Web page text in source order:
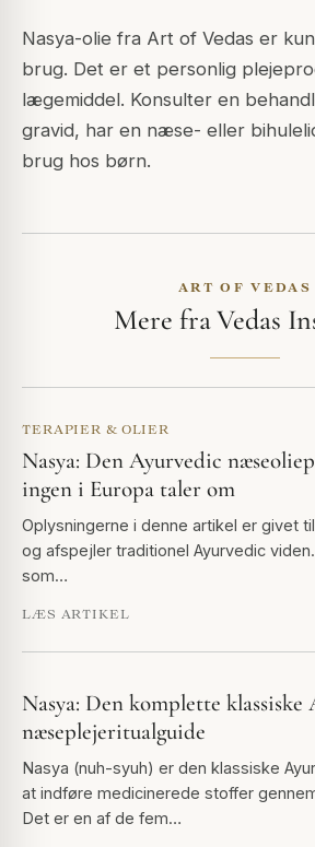
Nasya-olie fra Art of Vedas er
brug. Det er et personlig
lægemiddel. Konsulter en
gravid, har en næse- eller
brug hos børn.
ART OF VEDAS
Mere fra Vedas
TERAPIER & OLIER
Nasya: Den Ayurvedic
ingen i Europa taler om
Oplysningerne i denne artikel er givet
og afspejler traditionel Ayurvedic
som…
LÆS ARTIKEL
Nasya: Den komplette klassiske
næseplejeritualguide
Nasya (nuh-syuh) er den klassiske
at indføre medicinerede stoffer
Det er en af de fem…